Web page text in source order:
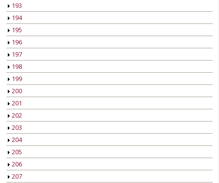
193
194
195
196
197
198
199
200
201
202
203
204
205
206
207